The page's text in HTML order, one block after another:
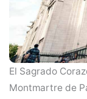
El Sagrado
Montmartre de